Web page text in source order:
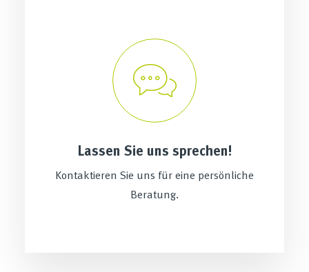
Lassen Sie uns sprechen!
Kontaktieren Sie uns für eine persönliche
Beratung.